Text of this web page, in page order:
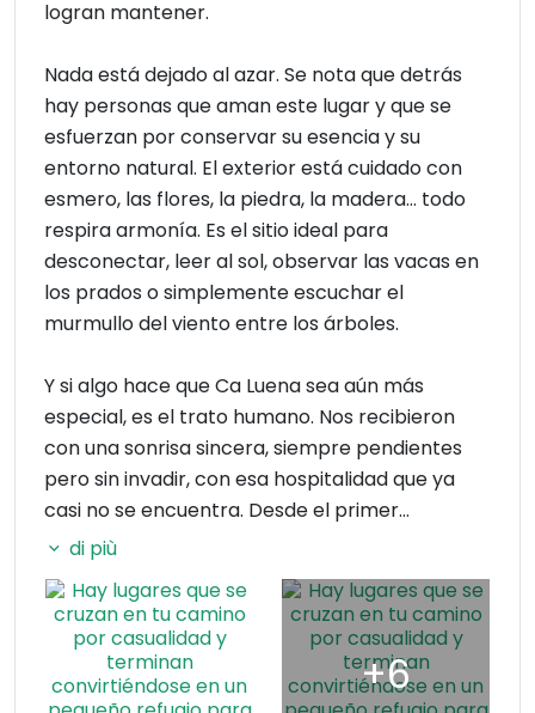
logran mantener.
Nada está dejado al azar. Se nota que detrás
hay personas que aman este lugar y que se
esfuerzan por conservar su esencia y su
entorno natural. El exterior está cuidado con
esmero, las flores, la piedra, la madera… todo
respira armonía. Es el sitio ideal para
desconectar, leer al sol, observar las vacas en
los prados o simplemente escuchar el
murmullo del viento entre los árboles.
Y si algo hace que Ca Luena sea aún más
especial, es el trato humano. Nos recibieron
con una sonrisa sincera, siempre pendientes
pero sin invadir, con esa hospitalidad que ya
casi no se encuentra. Desde el primer
momento nos hicieron sentir parte del lugar,
ayudándonos en todo, aconsejándonos rutas y
sitios para comer, y transmitiendo ese amor
tan auténtico por el valle de Quirós.
Viajábamos con Gaia, nuestra perra, y no
di più